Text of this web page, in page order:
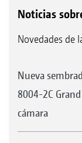
Noticias
Novedades de
Nueva
8004-2C
cámara